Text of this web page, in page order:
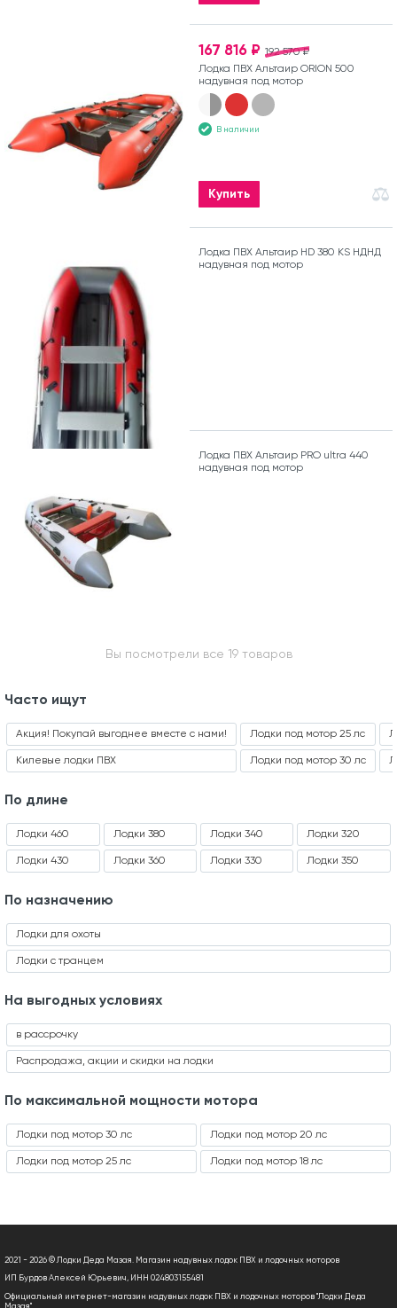
192 570 ₽
167 816 ₽
Лодка ПВХ Альтаир ORION 500
надувная под мотор
В наличии
Купить
Лодка ПВХ Альтаир HD 380 KS НДНД
надувная под мотор
Лодка ПВХ Альтаир PRO ultra 440
надувная под мотор
Вы посмотрели все 19 товаров
Часто ищут
Акция! Покупай выгоднее вместе с нами!
Килевые лодки ПВХ
Лодки под мотор 25 лс
Лодки под мотор 30 лс
По длине
Лодки 460
Лодки 430
Лодки 380
Лодки 360
Лодки 340
Лодки 330
Лодки 320
Лодки 350
По назначению
Лодки для охоты
Лодки с транцем
На выгодных условиях
в рассрочку
Распродажа, акции и скидки на лодки
По максимальной мощности мотора
Лодки под мотор 30 лс
Лодки под мотор 25 лс
Лодки под мотор 20 лс
Лодки под мотор 18 лс
2021 - 2026 © Лодки Деда Мазая. Магазин надувных лодок ПВХ и лодочных моторов
ИП Бурдов Алексей Юрьевич, ИНН 024803155481
Официальный интернет-магазин надувных лодок ПВХ и лодочных моторов "Лодки Деда
Мазая"